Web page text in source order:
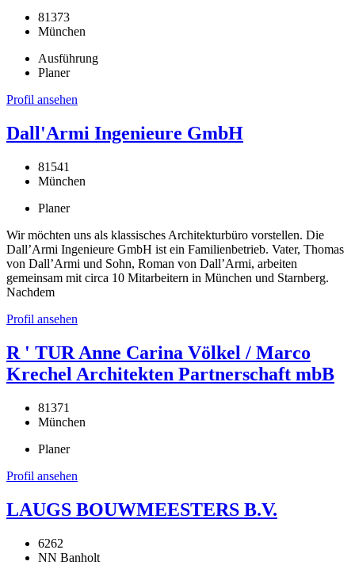
81373
München
Ausführung
Planer
Profil ansehen
Dall'Armi Ingenieure GmbH
81541
München
Planer
Wir möchten uns als klassisches Architekturbüro vorstellen. Die
Dall’Armi Ingenieure GmbH ist ein Familienbetrieb. Vater, Thomas
von Dall’Armi und Sohn, Roman von Dall’Armi, arbeiten
gemeinsam mit circa 10 Mitarbeitern in München und Starnberg.
Nachdem
Profil ansehen
R ' TUR Anne Carina Völkel / Marco
Krechel Architekten Partnerschaft mbB
81371
München
Planer
Profil ansehen
LAUGS BOUWMEESTERS B.V.
6262
NN Banholt